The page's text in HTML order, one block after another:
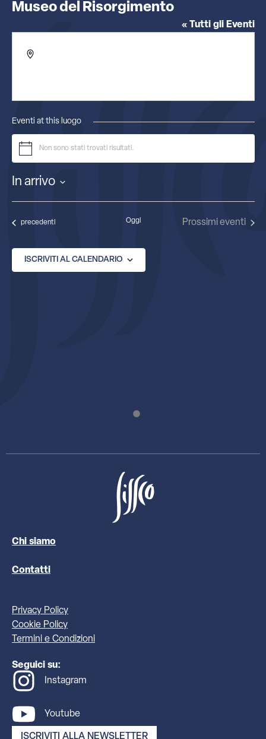
Museo del Risorgimento
« Tutti gli Eventi
Indirizzo
Eventi at this luogo
Non sono stati trovati risultati.
In arrivo
Eventi
precedenti Oggi Prossimi eventi
ISCRIVITI AL CALENDARIO
Chi siamo
Contatti
Privacy Policy
Cookie Policy
Termini e Condizioni
Seguici su:
Instagram
Youtube
ISCRIVITI ALLA NEWSLETTER